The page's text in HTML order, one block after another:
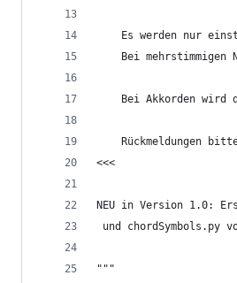
Es werden nur
Bei mehrstimmigen
Bei Akkorden wird
Rückmeldungen
<<<
NEU in Version 1.0:
und chordSymbols.py
"""